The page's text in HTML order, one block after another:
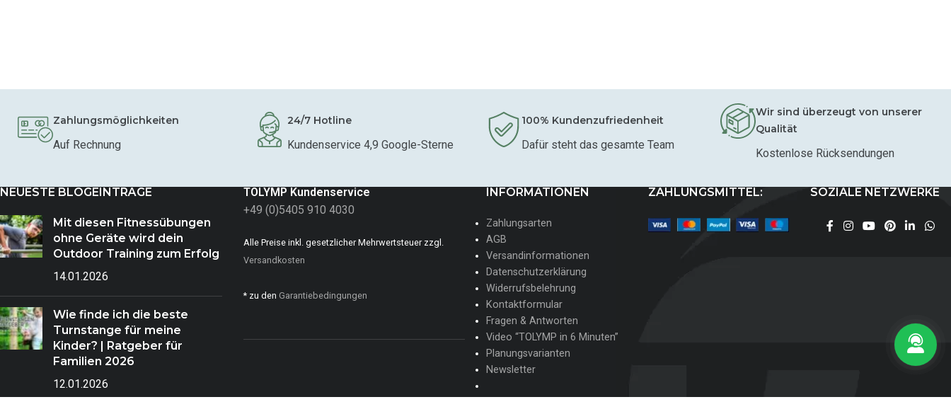
Zahlungsmöglichkeiten
Auf Rechnung
24/7 Hotline
Kundenservice 4,9 Google-Sterne
100% Kundenzufriedenheit
Dafür steht das gesamte Team
Wir sind überzeugt von unserer
Qualität
Kostenlose Rücksendungen
NEUESTE BLOGEINTRÄGE
Mit diesen Fitnessübungen
ohne Geräte wird dein
Outdoor Training zum Erfolg
14.01.2026
Wie finde ich die beste
Turnstange für meine
Kinder? | Ratgeber für
Familien 2026
12.01.2026
TOLYMP Kundenservice
+49 (0)5405 910 4030
Alle Preise inkl. gesetzlicher Mehrwertsteuer zzgl.
Versandkosten
* zu den Garantiebedingungen
INFORMATIONEN
Zahlungsarten
AGB
Versandinformationen
Datenschutzerklärung
Widerrufsbelehrung
Kontaktformular
Fragen & Antworten
Video “TOLYMP in 6 Minuten”
Planungsvarianten
Newsletter
ZAHLUNGSMITTEL: SOZIALE NETZWERKE